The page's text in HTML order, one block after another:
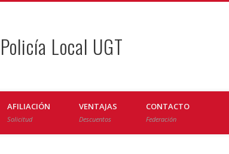
Local UGT
AFILIACIÓN
Solicitud
VENTAJAS
Descuentos
CONTACTO
Federación